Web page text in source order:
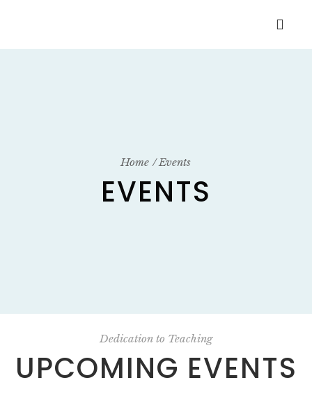
Home Events
EVENTS
Dedication to Teaching
UPCOMING EVENTS